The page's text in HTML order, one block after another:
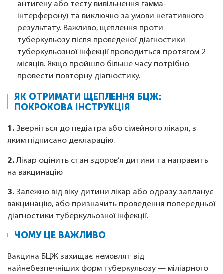
антигену або тесту вивільнення гамма-
інтерферону) та виключно за умови негативного
результату. Важливо, щеплення проти
туберкульозу після проведеної діагностики
туберкульозної інфекції проводиться протягом 2
місяців. Якщо пройшло більше часу потрібно
провести повторну діагностику.
ЯК ОТРИМАТИ ЩЕПЛЕННЯ БЦЖ:
ПОКРОКОВА ІНСТРУКЦІЯ
1. Зверніться до педіатра або сімейного лікаря, з
яким підписано декларацію.
2.Лікар оцінить стан здоров’я дитини та направить
на вакцинацію
3. Залежно від віку дитини лікар або одразу запланує
вакцинацію, або призначить проведення попередньої
діагностики туберкульозної інфекції.
ЧОМУ ЦЕ ВАЖЛИВО
Вакцина БЦЖ захищає немовлят від
найнебезпечніших форм туберкульозу — міліарного